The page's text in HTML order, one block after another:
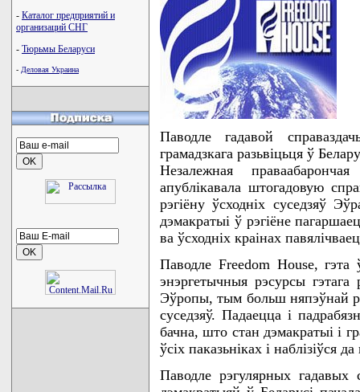
- Каталог предприятий и
организаций СНГ
- Тюрьмы Беларуси
- Деловая Украина
Паводле гадавой
грамадзкага разьвіцьця ў
Незалежная
апублікавала штогадовую
рэгіёну ўсходніх суседзяў
дэмакратыі ў рэгіёне
ва ўсходніх краінах
Паводле Freedom House,
энэргетычныя рэсурсы гэтага
Эўропы, тым больш няпэўнай
суседзяў. Падаецца і
бачна, што стан дэмакратыі і
ўсіх паказьніках і наблізіўся
Паводле рэгулярных гадавых